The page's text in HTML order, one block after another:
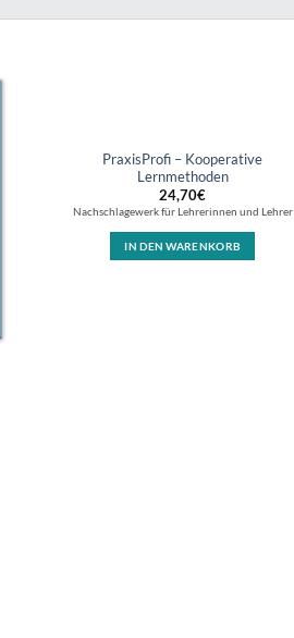
PraxisProfi – Kooperative
Lernmethoden
24,70€
Nachschlagewerk für Lehrerinnen und Lehrer
IN DEN WARENKORB